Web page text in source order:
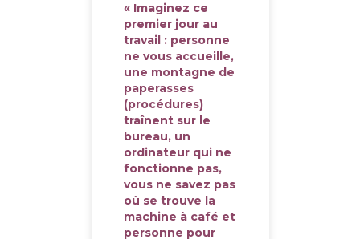
« Imaginez ce
premier jour au
travail : personne
ne vous accueille,
une montagne de
paperasses
(procédures)
traînent sur le
bureau, un
ordinateur qui ne
fonctionne pas,
vous ne savez pas
où se trouve la
machine à café et
personne pour